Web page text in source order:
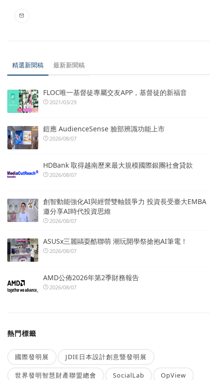
精選新聞稿 最新新聞稿
FLOC唯一基督徒專屬交友APP，基督徒的新福音
2021/03/29
鎧應 AudienceSense 臉部辨識功能上市
2026/08/07
HDBank 取得越南歷來最大規模國際銀團社會貸款
2026/08/07
創智動能強化AI與經營雙軸競爭力 投資長受臺大EMBA
邀分享AI時代投資思維
2026/08/07
ASUSx三麗鷗耍酷聯萌 潮玩開學祭搶抱AI筆電！
2026/08/07
AMD公佈2026年第2季財務報告
2026/08/07
熱門標籤
國際發明展 JDIE日本設計創意暨發明展
世界發明智慧財產聯盟總會 SocialLab OpView